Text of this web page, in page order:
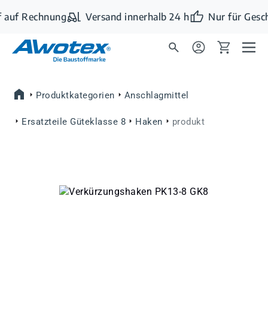
Zum Hauptinhalt springen
Rechnung Versand innerhalb 24 h Nur für
Produktkategorien Anschlagmittel
Ersatzteile Güteklasse 8 Haken produkt
Bildergalerie überspringen